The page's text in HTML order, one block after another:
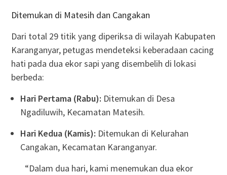
Ditemukan di Matesih dan Cangakan
Dari total 29 titik yang diperiksa di wilayah Kabupaten
Karanganyar, petugas mendeteksi keberadaan cacing
hati pada dua ekor sapi yang disembelih di lokasi
berbeda:
Hari Pertama (Rabu): Ditemukan di Desa
Ngadiluwih, Kecamatan Matesih.
Hari Kedua (Kamis): Ditemukan di Kelurahan
Cangakan, Kecamatan Karanganyar.
“Dalam dua hari, kami menemukan dua ekor